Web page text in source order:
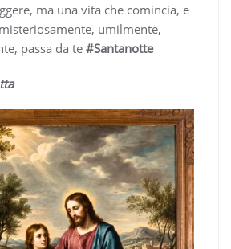
ma una vita che comincia, e
umilmente,
passa da te #Santanotte